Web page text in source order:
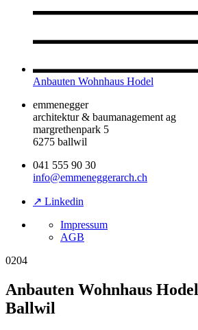
Anbauten Wohnhaus Hodel
emmenegger
architektur & baumanagement ag
margrethenpark 5
6275 ballwil
041 555 90 30
info@emmeneggerarch.ch
↗ Linkedin
Impressum
AGB
0204
Anbauten Wohnhaus Hodel
Ballwil